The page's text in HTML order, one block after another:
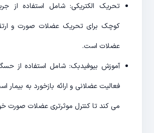
تحریک الکتریکی: شامل استفاده از
کوچک برای تحریک عضلات صورت و
عضلات است.
آموزش بیوفیدبک: شامل استفاده از
فعالیت عضلانی و ارائه بازخورد به
می کند تا کنترل موثرتری عضلات صورت